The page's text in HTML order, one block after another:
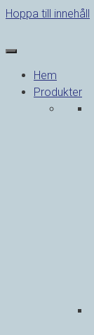
Hoppa till innehåll
Hem
Produkter